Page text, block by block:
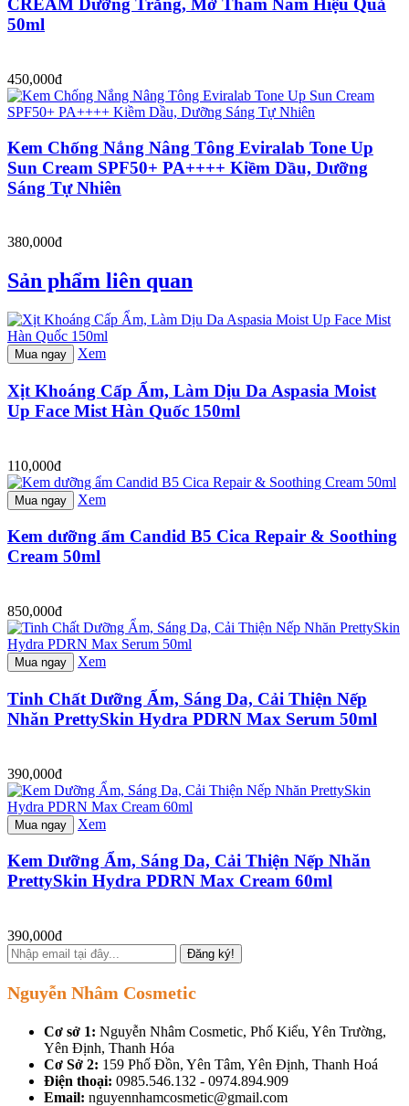
CREAM Dưỡng Trắng, Mờ Thâm Nám Hiệu Quả
50ml
450,000đ
Kem Chống Nắng Nâng Tông Eviralab Tone Up
Sun Cream SPF50+ PA++++ Kiềm Dầu, Dưỡng
Sáng Tự Nhiên
380,000đ
Sản phẩm liên quan
Mua ngay Xem
Xịt Khoáng Cấp Ẩm, Làm Dịu Da Aspasia Moist
Up Face Mist Hàn Quốc 150ml
110,000đ
Mua ngay Xem
Kem dưỡng ẩm Candid B5 Cica Repair & Soothing
Cream 50ml
850,000đ
Mua ngay Xem
Tinh Chất Dưỡng Ẩm, Sáng Da, Cải Thiện Nếp
Nhăn PrettySkin Hydra PDRN Max Serum 50ml
390,000đ
Mua ngay Xem
Kem Dưỡng Ẩm, Sáng Da, Cải Thiện Nếp Nhăn
PrettySkin Hydra PDRN Max Cream 60ml
390,000đ
Đăng ký!
Nguyễn Nhâm Cosmetic
Cơ sở 1: Nguyễn Nhâm Cosmetic, Phố Kiểu, Yên Trường,
Yên Định, Thanh Hóa
Cơ Sở 2: 159 Phố Đồn, Yên Tâm, Yên Định, Thanh Hoá
Điện thoại: 0985.546.132 - 0974.894.909
Email: nguyennhamcosmetic@gmail.com